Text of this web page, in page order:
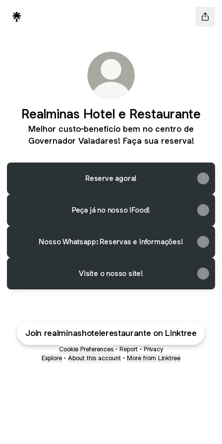
Realminas Hotel e Restaurante
Melhor custo-benefício bem no centro de
Governador Valadares! Faça sua reserva!
Reserve agora!
Peça já no nosso IFood!
Nosso Whatsapp: Reservas e Informações!
Visite o nosso site!
Join realminashotelerestaurante on Linktree
Cookie Preferences • Report • Privacy
Explore • About this account • More from Linktree